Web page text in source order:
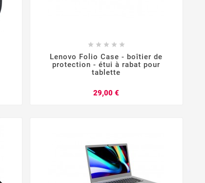
    
Lenovo Folio Case - boîtier de
protection - étui à rabat pour
tablette
29,00 €